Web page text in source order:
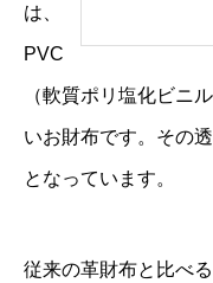
は、
PVC
（軟質ポリ塩化ビニ
いお財布です。その
となっています。
従来の革財布と比べ